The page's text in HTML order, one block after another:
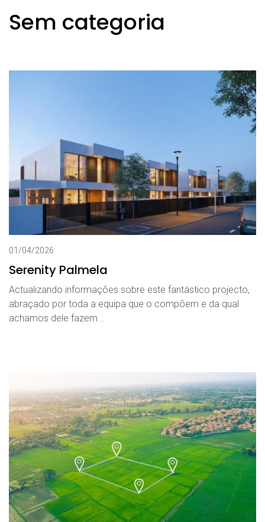
Sem categoria
01/04/2026
Serenity Palmela
Actualizando informações sobre este fantástico projecto,
abraçado por toda a equipa que o compõem e da qual
achamos dele fazem...